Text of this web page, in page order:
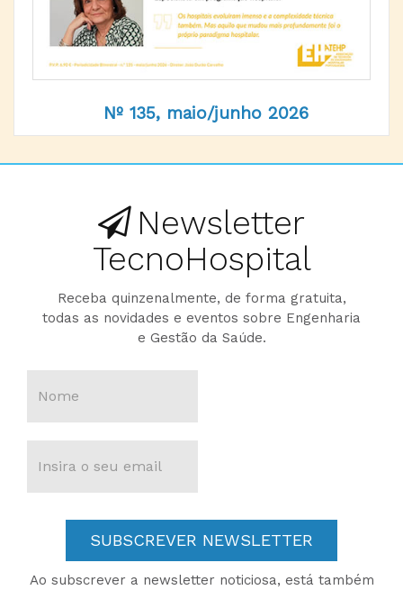
Nº 135, maio/junho 2026
Newsletter
TecnoHospital
Receba quinzenalmente, de forma gratuita,
todas as novidades e eventos sobre Engenharia
e Gestão da Saúde.
SUBSCREVER NEWSLETTER
Ao subscrever a newsletter noticiosa, está também